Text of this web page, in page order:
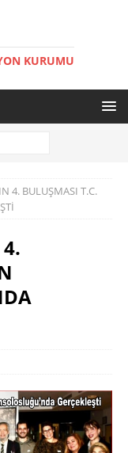
KURUMU
4. BULUŞMASI T.C.
4.